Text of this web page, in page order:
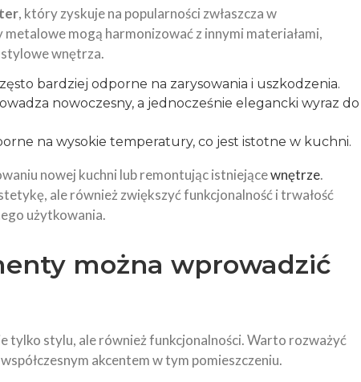
, który zyskuje na popularności zwłaszcza w
mogą harmonizować z innymi materiałami,
wnętrza.
bardziej odporne na zarysowania i uszkodzenia.
nowoczesny, a jednocześnie elegancki wyraz do
na wysokie temperatury, co jest istotne w kuchni.
nowej kuchni lub remontując istniejącewnętrze.
ale również zwiększyć funkcjonalność i trwałość
użytkowania.
można wprowadzić
tylko stylu, ale również funkcjonalności. Warto rozważyć
akcentem w tym pomieszczeniu.